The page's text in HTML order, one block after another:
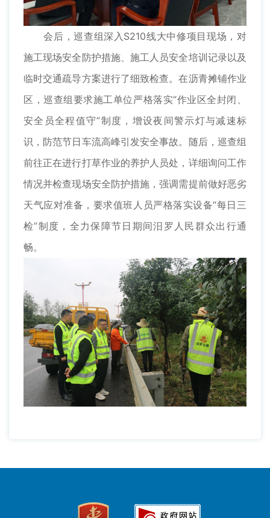
会后，巡查组深入S210线大中修项目现场，对
施工现场安全防护措施、施工人员安全培训记录以及
临时交通疏导方案进行了细致检查。在沥青摊铺作业
区，巡查组要求施工单位严格落实“作业区全封闭、
安全员全程值守”制度，增设夜间警示灯与减速标
识，防范节日车流高峰引发安全事故。随后，巡查组
前往正在进行打草作业的养护人员处，详细询问工作
情况并检查现场安全防护措施，强调需提前做好恶劣
天气应对准备，要求值班人员严格落实设备“每日三
检”制度，全力保障节日期间汨罗人民群众出行通
畅。